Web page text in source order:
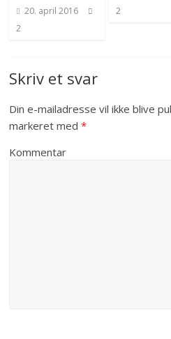
20. april 2016
2
2
Skriv et svar
Din e-mailadresse vil ikke blive
markeret med*
Kommentar